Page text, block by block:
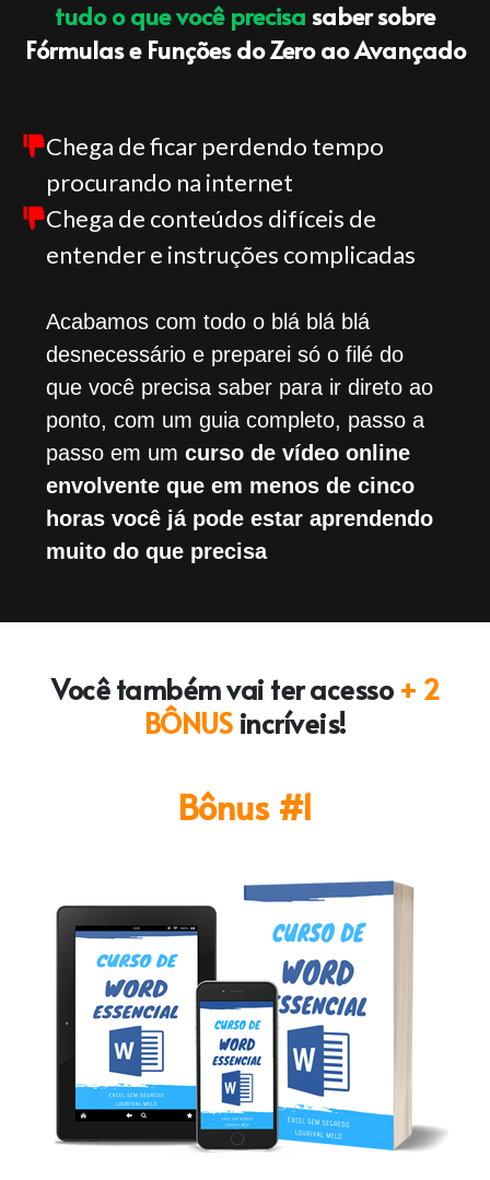
tudo o que você precisa saber sobre
Fórmulas e Funções do Zero ao Avançado
Chega de ficar perdendo tempo
procurando na internet
Chega de conteúdos difíceis de
entender e instruções complicadas
Acabamos com todo o blá blá blá
desnecessário e preparei só o filé do
que você precisa saber para ir direto ao
ponto, com um guia completo, passo a
passo em umcurso de vídeo online
envolvente que em menos de cinco
horas você já pode estar aprendendo
muito do que precisa
Você também vai ter acesso + 2
BÔNUSincríveis!
Bônus #1